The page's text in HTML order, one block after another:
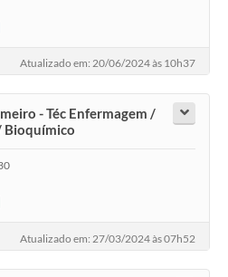
Atualizado em: 20/06/2024 às 10h37
- Téc Enfermagem /
Bioquímico
Atualizado em: 27/03/2024 às 07h52